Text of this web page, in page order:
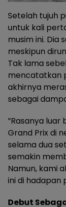
Setelah tujuh
untuk kali
musim ini. Dia
meskipun
Tak lama
mencatatkan
akhirnya
sebagai
”Rasanya
Grand Prix di
selama dua
semakin
Namun, kami
ini di hadapan
Debut